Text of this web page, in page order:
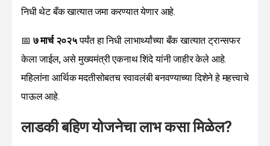
निधी थेट बँक खात्यात जमा करण्यात येणार आहे.
📅 ७ मार्च २०२५पर्यंत हा निधी लाभार्थ्यांच्या बँक खात्यात ट्रान्सफर
केला जाईल, असे मुख्यमंत्री एकनाथ शिंदे यांनी जाहीर केले आहे.
महिलांना आर्थिक मदतीसोबतच स्वावलंबी बनवण्याच्या दिशेने हे महत्त्वाचे
पाऊल आहे.
लाडकी बहिण योजनेचा लाभ कसा मिळेल?